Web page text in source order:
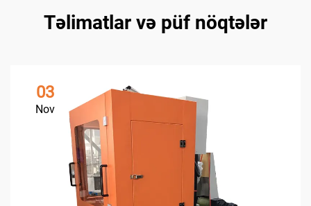
Təlimatlar və püf nöqtələr
03
Nov